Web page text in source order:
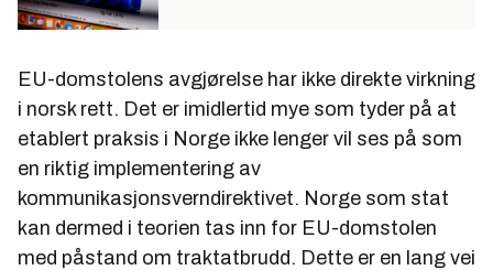
EU-domstolens avgjørelse har ikke direkte virkning
i norsk rett. Det er imidlertid mye som tyder på at
etablert praksis i Norge ikke lenger vil ses på som
en riktig implementering av
kommunikasjonsverndirektivet. Norge som stat
kan dermed i teorien tas inn for EU-domstolen
med påstand om traktatbrudd. Dette er en lang vei